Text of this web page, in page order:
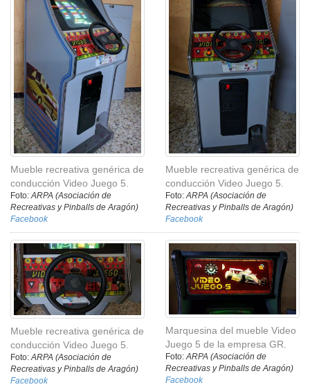
Mueble recreativa genérica de
conducción Video Juego 5.
Foto:ARPA (Asociación de
Recreativas y Pinballs de Aragón)
Facebook
Mueble recreativa genérica de
conducción Video Juego 5.
Foto:ARPA (Asociación de
Recreativas y Pinballs de Aragón)
Facebook
Mueble recreativa genérica de
conducción Video Juego 5.
Foto:ARPA (Asociación de
Recreativas y Pinballs de Aragón)
Facebook
Marquesina del mueble Video
Juego 5 de la empresa GR.
Foto:ARPA (Asociación de
Recreativas y Pinballs de Aragón)
Facebook